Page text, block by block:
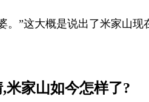
”这大概是说出了米家山
米家山如今怎样了?